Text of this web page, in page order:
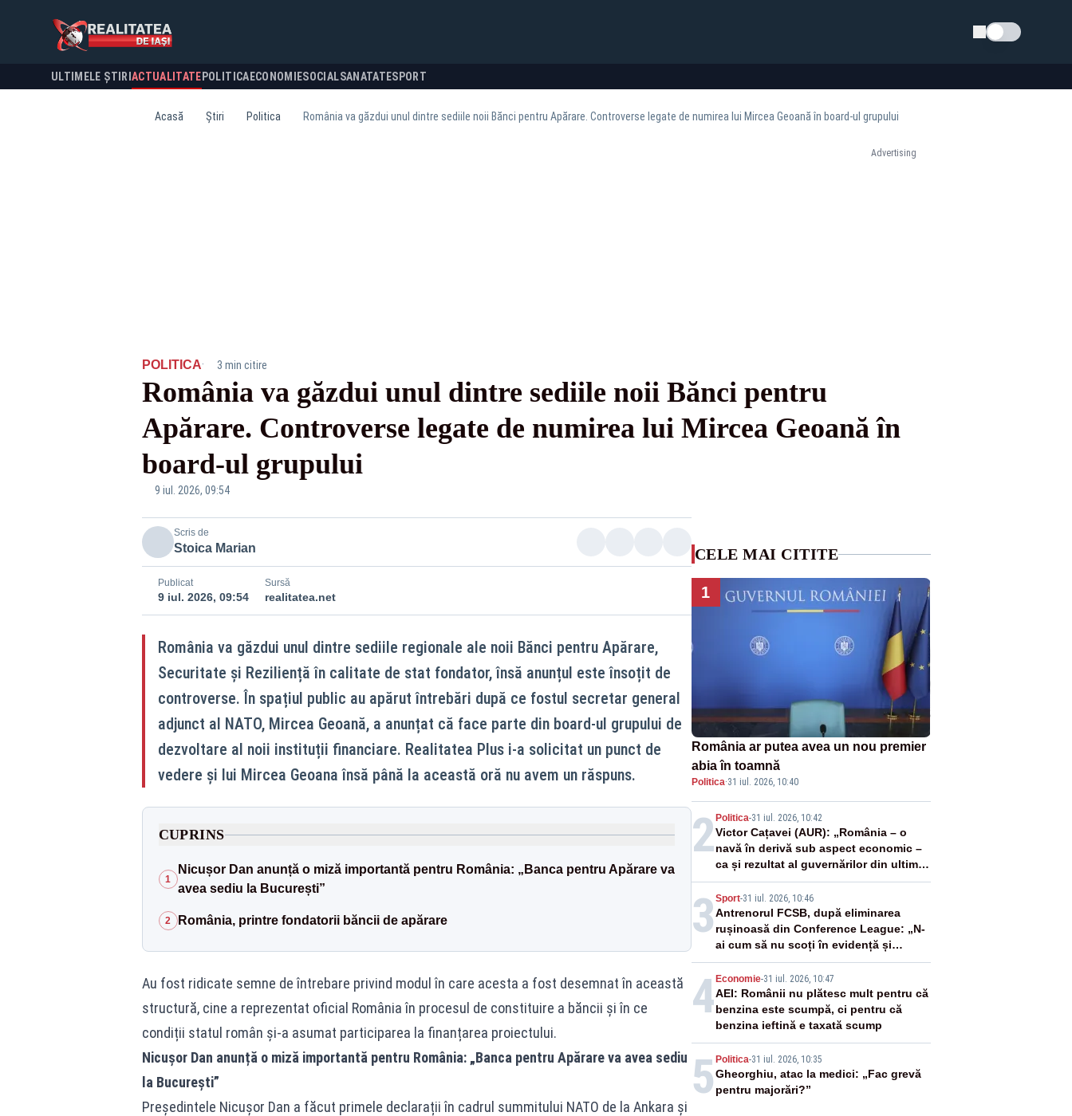
Schimba tema
ULTIMELE ȘTIRI ACTUALITATE POLITICA ECONOMIESOCIALSANATATESPORT
Acasă Știri Politica România va găzdui unul dintre sediile noii Bănci pentru Apărare. Controverse legate de numirea lui Mircea Geoană în board-ul grupului
Advertising
POLITICA· 3 min citire
România va găzdui unul dintre sediile noii Bănci pentru
Apărare. Controverse legate de numirea lui Mircea Geoană în
board-ul grupului
9 iul. 2026, 09:54
Scris de
Stoica Marian
Publicat
9 iul. 2026, 09:54
Sursă
realitatea.net
România va găzdui unul dintre sediile regionale ale noii Bănci pentru Apărare,
Securitate și Reziliență în calitate de stat fondator, însă anunțul este însoțit de
controverse. În spațiul public au apărut întrebări după ce fostul secretar general
adjunct al NATO, Mircea Geoană, a anunțat că face parte din board-ul grupului de
dezvoltare al noii instituții financiare. Realitatea Plus i-a solicitat un punct de
vedere și lui Mircea Geoana însă până la această oră nu avem un răspuns.
CUPRINS
1
Nicușor Dan anunță o miză importantă pentru România: „Banca pentru Apărare va
avea sediu la București”
2 România, printre fondatorii băncii de apărare
Au fost ridicate semne de întrebare privind modul în care acesta a fost desemnat în această
structură, cine a reprezentat oficial România în procesul de constituire a băncii și în ce
condiții statul român și-a asumat participarea la finanțarea proiectului.
Nicușor Dan anunță o miză importantă pentru România: „Banca pentru Apărare va avea sediu
la București”
Președintele Nicușor Dan a făcut primele declarații în cadrul summitului NATO de la Ankara și
CELE MAI CITITE
1
România ar putea avea un nou premier
abia în toamnă
Politica·31 iul. 2026, 10:40
2 Politica-31 iul. 2026, 10:42
Victor Cațavei (AUR): „România – o
navă în derivă sub aspect economic –
ca și rezultat al guvernărilor din ultimii
36 de ani”
3 Sport-31 iul. 2026, 10:46
Antrenorul FCSB, după eliminarea
rușinoasă din Conference League: „N-
ai cum să nu scoți în evidență și
lucrurile bune”
4 Economie-31 iul. 2026, 10:47
AEI: Românii nu plătesc mult pentru că
benzina este scumpă, ci pentru că
benzina ieftină e taxată scump
5 Politica-31 iul. 2026, 10:35
Gheorghiu, atac la medici: „Fac grevă
pentru majorări?”